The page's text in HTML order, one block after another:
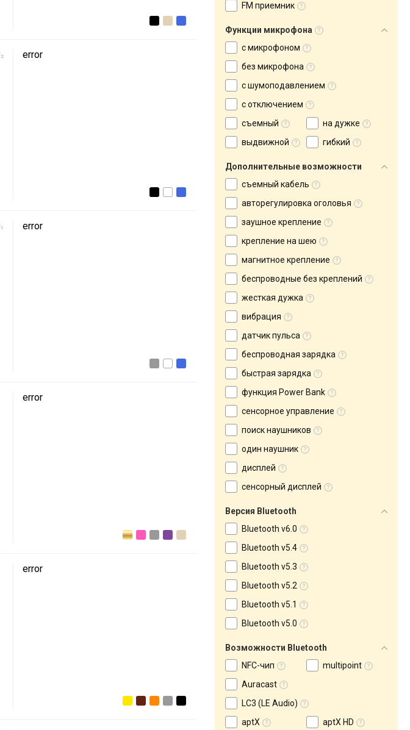
2 error
1 error
error
error
FM приемник
Функции микрофона
с микрофоном
без микрофона
с шумоподавлением
с отключением
съемный
на дужке
выдвижной
гибкий
Дополнительные возможности
съемный кабель
авторегулировка оголовья
заушное крепление
крепление на шею
магнитное крепление
беспроводные без креплений
жесткая дужка
вибрация
датчик пульса
беспроводная зарядка
быстрая зарядка
функция Power Bank
сенсорное управление
поиск наушников
один наушник
дисплей
сенсорный дисплей
Версия Bluetooth
Bluetooth v6.0
Bluetooth v5.4
Bluetooth v5.3
Bluetooth v5.2
Bluetooth v5.1
Bluetooth v5.0
Возможности Bluetooth
NFC-чип
multipoint
Auracast
LC3 (LE Audio)
aptX
aptX HD